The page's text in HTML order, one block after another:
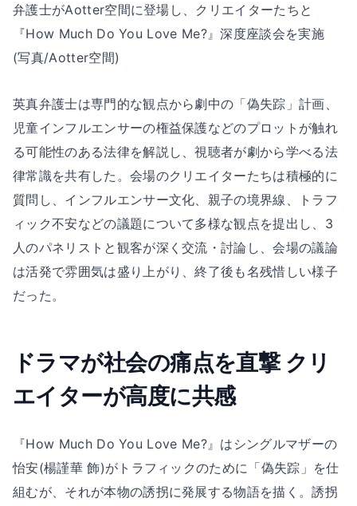
弁護士がAotter空間に登場し、クリエイターたちと
『How Much Do You Love Me?』深度座談会を実施
(写真/Aotter空間)
英真弁護士は専門的な観点から劇中の「偽失踪」計画、
児童インフルエンサーの権益保護などのプロットが触れ
る可能性のある法律を解説し、視聴者が劇から学べる法
律常識を共有した。会場のクリエイターたちは積極的に
質問し、インフルエンサー文化、親子の境界線、トラフ
ィック不安などの議題について多様な観点を提出し、3
人のパネリストと観客が深く交流・討論し、会場の議論
は活発で雰囲気は盛り上がり、終了後も名残惜しい様子
だった。
ドラマが社会の痛点を直撃 クリ
エイターが高度に共感
『How Much Do You Love Me?』はシングルマザーの
怡安(楊謹華 飾)がトラフィックのために「偽失踪」を仕
組むが、それが本物の誘拐に発展する物語を描く。誘拐